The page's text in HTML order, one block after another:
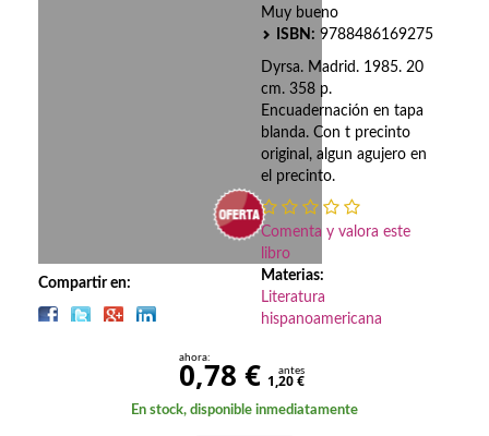
Cómic
Cuentos y relatos
Compartir en:
Muy bueno
ISBN: 9788486169275
Dyrsa. Madrid. 1985. 20
cm. 358 p.
Encuadernación en tapa
blanda. Con t precinto
original, algun agujero en
el precinto.
Comenta y valora este
libro
Materias:
Literatura
hispanoamericana
ahora:
0,78 € antes
1,20 €
En stock, disponible inmediatamente